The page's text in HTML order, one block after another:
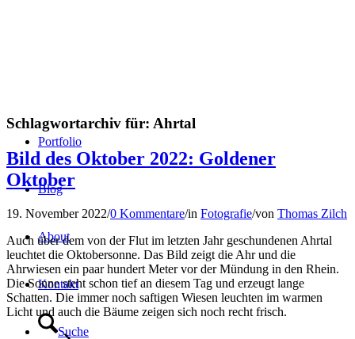
Portfolio
Blog
About
Kontakt
Suche
Schlagwortarchiv für: Ahrtal
Bild des Oktober 2022: Goldener
Oktober
19. November 2022/0 Kommentare/in Fotografie/von Thomas Zilch
Auch über dem von der Flut im letzten Jahr geschundenen Ahrtal
leuchtet die Oktobersonne. Das Bild zeigt die Ahr und die
Ahrwiesen ein paar hundert Meter vor der Mündung in den Rhein.
Die Sonne steht schon tief an diesem Tag und erzeugt lange
Schatten. Die immer noch saftigen Wiesen leuchten im warmen
Licht und auch die Bäume zeigen sich noch recht frisch.